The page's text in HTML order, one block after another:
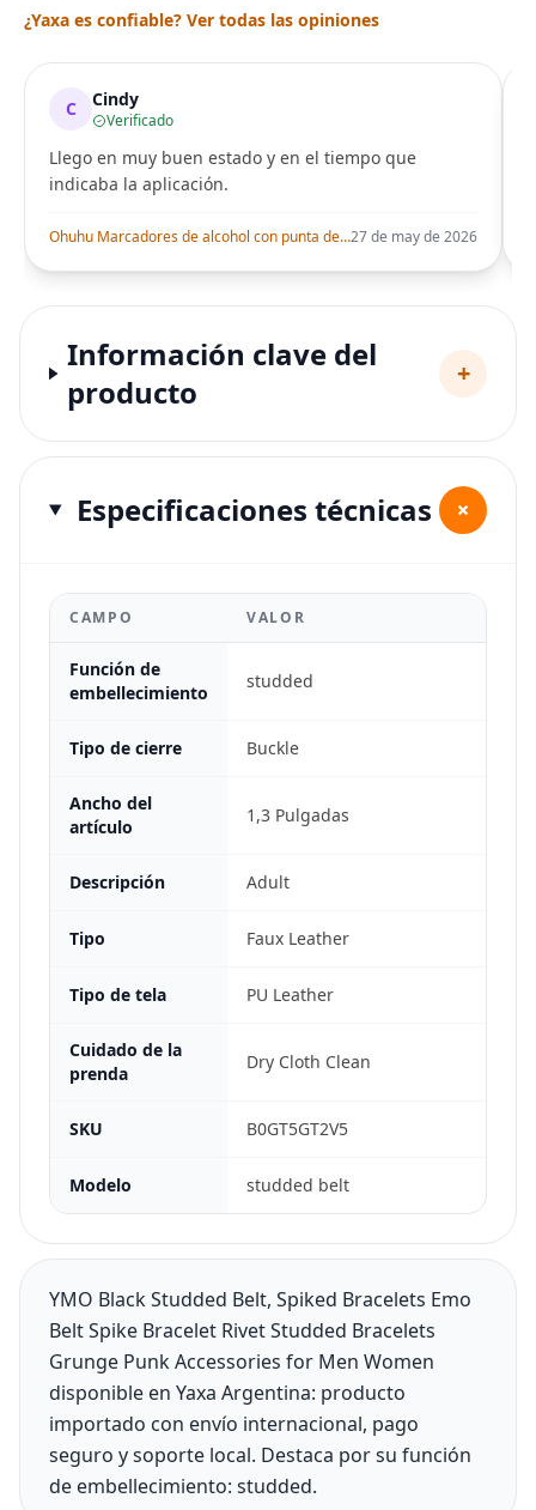
¿Yaxa es confiable? Ver todas las opiniones
C Cindy
Verificado
Llego en muy buen estado y en el tiempo que
indicaba la aplicación.
Ohuhu Marcadores de alcohol con punta de pincel – Juego de marcadores artísticos de doble punta con certificación AP para artistas adultos27 de may de 2026
Información clave del
producto
+
Especificaciones técnicas +
CAMPO VALOR
Función de
embellecimiento
studded
Tipo de cierre Buckle
Ancho del
artículo
1,3 Pulgadas
Descripción Adult
Tipo Faux Leather
Tipo de tela PU Leather
Cuidado de la
prenda
Dry Cloth Clean
SKU B0GT5GT2V5
Modelo studded belt
YMO Black Studded Belt, Spiked Bracelets Emo
Belt Spike Bracelet Rivet Studded Bracelets
Grunge Punk Accessories for Men Women
disponible en Yaxa Argentina: producto
importado con envío internacional, pago
seguro y soporte local. Destaca por su función
de embellecimiento: studded.